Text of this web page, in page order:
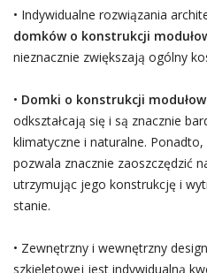
• Indywidualne rozwiązania
domków o konstrukcji
nieznacznie zwiększają ogólny
• Domki o konstrukcji
odkształcają się i są znacznie
klimatyczne i naturalne.
pozwala znacznie zaoszczędzić
utrzymując jego konstrukcję i
stanie.
• Zewnętrzny i wewnętrzny
szkieletowej jest indywidualną